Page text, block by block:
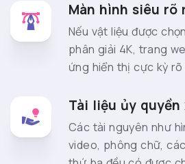
Màn hình siêu rõ
Nếu vật liệu được
phân giải 4K, trang
ứng hiển thị cực kỳ
Tài liệu ủy
Các tài nguyên như
video, phông chữ,